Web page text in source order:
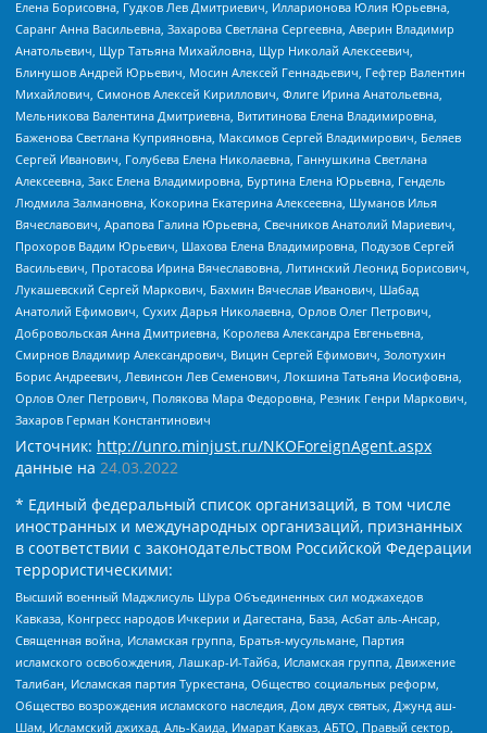
Елена Борисовна, Гудков Лев Дмитриевич, Илларионова Юлия Юрьевна,
Саранг Анна Васильевна, Захарова Светлана Сергеевна, Аверин Владимир
Анатольевич, Щур Татьяна Михайловна, Щур Николай Алексеевич,
Блинушов Андрей Юрьевич, Мосин Алексей Геннадьевич, Гефтер Валентин
Михайлович, Симонов Алексей Кириллович, Флиге Ирина Анатольевна,
Мельникова Валентина Дмитриевна, Вититинова Елена Владимировна,
Баженова Светлана Куприяновна, Максимов Сергей Владимирович, Беляев
Сергей Иванович, Голубева Елена Николаевна, Ганнушкина Светлана
Алексеевна, Закс Елена Владимировна, Буртина Елена Юрьевна, Гендель
Людмила Залмановна, Кокорина Екатерина Алексеевна, Шуманов Илья
Вячеславович, Арапова Галина Юрьевна, Свечников Анатолий Мариевич,
Прохоров Вадим Юрьевич, Шахова Елена Владимировна, Подузов Сергей
Васильевич, Протасова Ирина Вячеславовна, Литинский Леонид Борисович,
Лукашевский Сергей Маркович, Бахмин Вячеслав Иванович, Шабад
Анатолий Ефимович, Сухих Дарья Николаевна, Орлов Олег Петрович,
Добровольская Анна Дмитриевна, Королева Александра Евгеньевна,
Смирнов Владимир Александрович, Вицин Сергей Ефимович, Золотухин
Борис Андреевич, Левинсон Лев Семенович, Локшина Татьяна Иосифовна,
Орлов Олег Петрович, Полякова Мара Федоровна, Резник Генри Маркович,
Захаров Герман Константинович
Источник: http://unro.minjust.ru/NKOForeignAgent.aspx
данные на 24.03.2022
* Единый федеральный список организаций, в том числе
иностранных и международных организаций, признанных
в соответствии с законодательством Российской Федерации
террористическими:
Высший военный Маджлисуль Шура Объединенных сил моджахедов
Кавказа, Конгресс народов Ичкерии и Дагестана, База, Асбат аль-Ансар,
Священная война, Исламская группа, Братья-мусульмане, Партия
исламского освобождения, Лашкар-И-Тайба, Исламская группа, Движение
Талибан, Исламская партия Туркестана, Общество социальных реформ,
Общество возрождения исламского наследия, Дом двух святых, Джунд аш-
Шам, Исламский джихад, Аль-Каида, Имарат Кавказ, АБТО, Правый сектор,